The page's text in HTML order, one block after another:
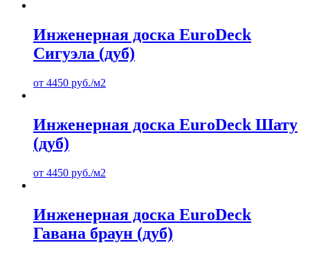
Инженерная доска EuroDeck
Сигуэла (дуб)
от 4450 руб./м2
Инженерная доска EuroDeck Шату
(дуб)
от 4450 руб./м2
Инженерная доска EuroDeck
Гавана браун (дуб)